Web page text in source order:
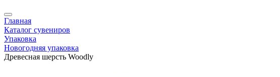
Главная
Каталог сувениров
Упаковка
Новогодняя упаковка
Древесная шерсть Woodly